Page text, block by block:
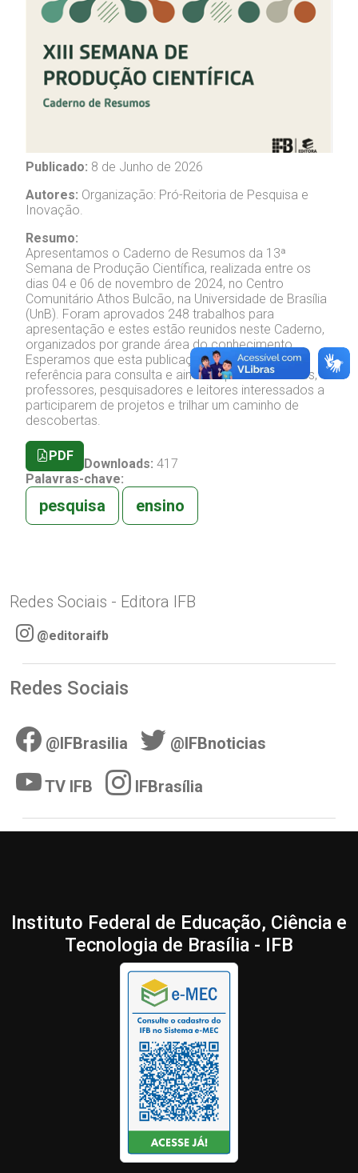
Publicado: 8 de Junho de 2026
Autores: Organização: Pró-Reitoria de Pesquisa e
Inovação.
Resumo:
Apresentamos o Caderno de Resumos da 13ª
Semana de Produção Científica, realizada entre os
dias 04 e 06 de novembro de 2024, no Centro
Comunitário Athos Bulcão, na Universidade de Brasília
(UnB). Foram aprovados 248 trabalhos para
apresentação e estes estão reunidos neste Caderno,
organizados por grande área do conhecimento.
Esperamos que esta publicação possa ser uma
referência para consulta e ainda inspirar estudantes,
professores, pesquisadores e leitores interessados a
participarem de projetos e trilhar um caminho de
descobertas.
PDF
Downloads: 417
Palavras-chave:
pesquisa ensino
Redes Sociais - Editora IFB
@editoraifb
Redes Sociais
@IFBrasilia @IFBnoticias
TV IFB IFBrasília
Instituto Federal de Educação, Ciência e
Tecnologia de Brasília - IFB